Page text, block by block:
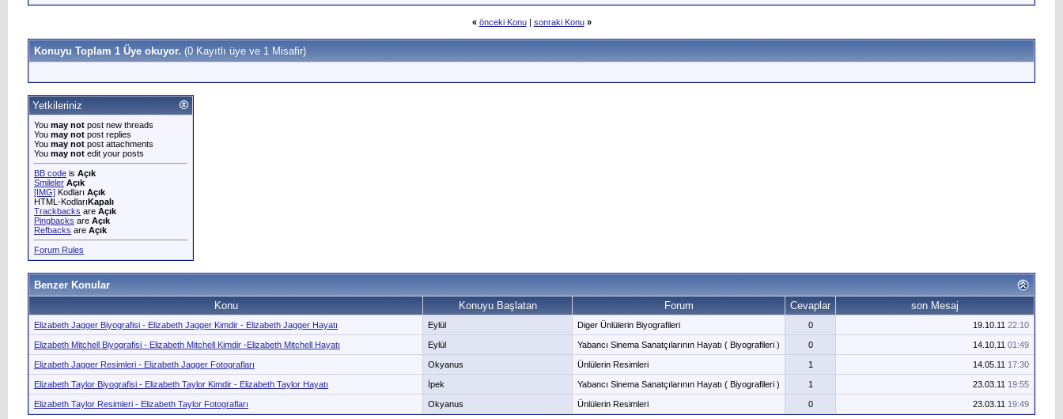
« önceki Konu| sonraki Konu »
Konuyu Toplam 1 Üye okuyor. (0 Kayıtlı üye ve 1 Misafir)
Yetkileriniz
You may not post new threads
You may not post replies
You may not post attachments
You may not edit your posts
BB code is Açık
Smileler Açık
[IMG] Kodları Açık
HTML-KodlarıKapalı
Trackbacks are Açık
Pingbacks are Açık
Refbacks are Açık
Forum Rules
Benzer Konular
Konu
Konuyu Başlatan Forum Cevaplar son Mesaj
Elizabeth Jagger Biyografisi - Elizabeth Jagger Kimdir - Elizabeth Jagger Hayatı Eylül Diger Ünlülerin Biyografileri 0 19.10.11 22:10
Elizabeth Mitchell Biyografisi - Elizabeth Mitchell Kimdir -Elizabeth Mitchell Hayatı Eylül Yabancı Sinema Sanatçılarının Hayatı ( Biyografileri ) 0 14.10.11 01:49
Elizabeth Jagger Resimleri - Elizabeth Jagger Fotografları Okyanus Ünlülerin Resimleri 1 14.05.11 17:30
Elizabeth Taylor Biyografisi - Elizabeth Taylor Kimdir - Elizabeth Taylor Hayatı İpek Yabancı Sinema Sanatçılarının Hayatı ( Biyografileri ) 1 23.03.11 19:55
Elizabeth Taylor Resimleri - Elizabeth Taylor Fotografları Okyanus Ünlülerin Resimleri 0 23.03.11 19:49